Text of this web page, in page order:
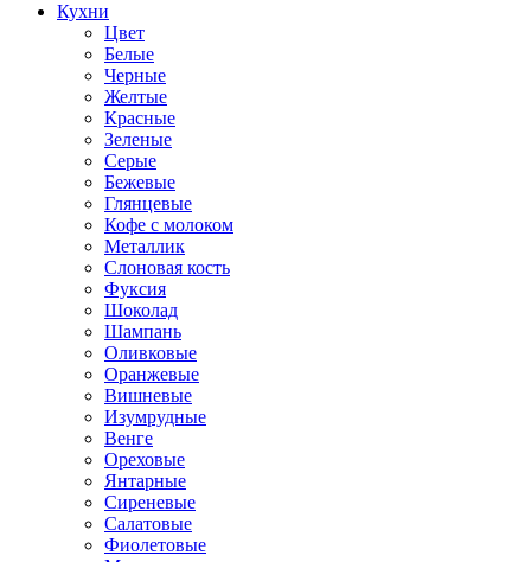
Кухни
Цвет
Белые
Черные
Желтые
Красные
Зеленые
Серые
Бежевые
Глянцевые
Кофе с молоком
Металлик
Слоновая кость
Фуксия
Шоколад
Шампань
Оливковые
Оранжевые
Вишневые
Изумрудные
Венге
Ореховые
Янтарные
Сиреневые
Салатовые
Фиолетовые